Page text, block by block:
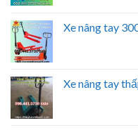
Xe nâng tay
Xe nâng tay